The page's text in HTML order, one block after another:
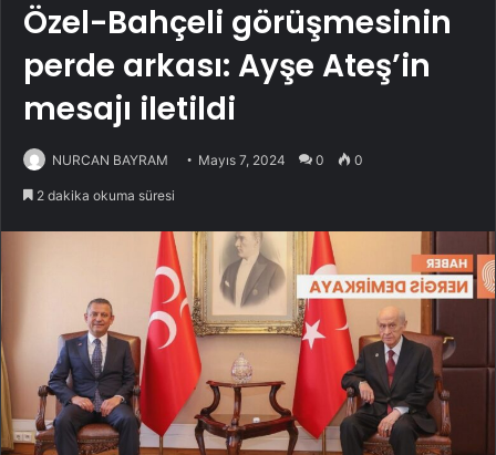
Özel-Bahçeli görüşmesinin
perde arkası: Ayşe Ateş’in
mesajı iletildi
NURCAN BAYRAM Mayıs 7, 2024 0 0
2 dakika okuma süresi